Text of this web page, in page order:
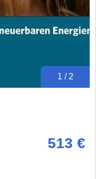
1 / 2
513 €